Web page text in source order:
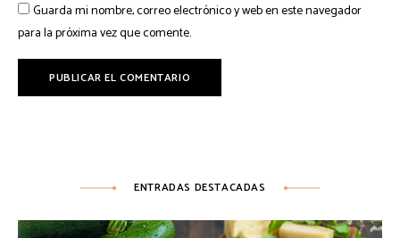
Guarda mi nombre, correo electrónico y web en este navegador
para la próxima vez que comente.
ENTRADAS DESTACADAS